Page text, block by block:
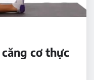
cơ thực